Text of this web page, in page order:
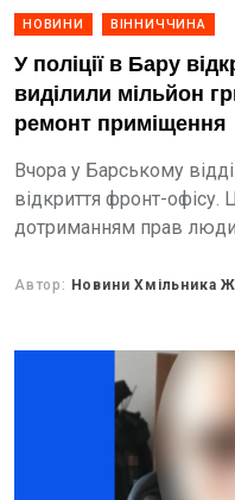
НОВИНИ ВІННИЧЧИНА
У поліції в Бару
виділили мільйон
ремонт приміщення
Вчора у Барському
відкриття фронт-
дотриманням прав
Автор: Новини Хмільника